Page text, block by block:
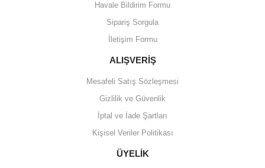
Havale Bildirim Formu
Sipariş Sorgula
İletişim Formu
ALIŞVERİŞ
Mesafeli Satış Sözleşmesi
Gizlilik ve Güvenlik
İptal ve İade Şartları
Kişisel Veriler Politikası
ÜYELİK